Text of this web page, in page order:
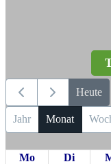
Heute
Jahr Monat
Mo Di